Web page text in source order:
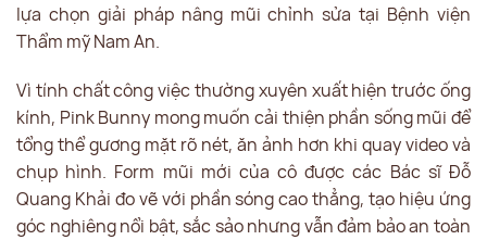
lựa chọn giải pháp nâng mũi chỉnh sửa tại Bệnh viện
Thẩm mỹ Nam An.
Vì tính chất công việc thường xuyên xuất hiện trước ống
kính, Pink Bunny mong muốn cải thiện phần sống mũi để
tổng thể gương mặt rõ nét, ăn ảnh hơn khi quay video và
chụp hình. Form mũi mới của cô được các Bác sĩ Đỗ
Quang Khải đo vẽ với phần sóng cao thẳng, tạo hiệu ứng
góc nghiêng nổi bật, sắc sảo nhưng vẫn đảm bảo an toàn